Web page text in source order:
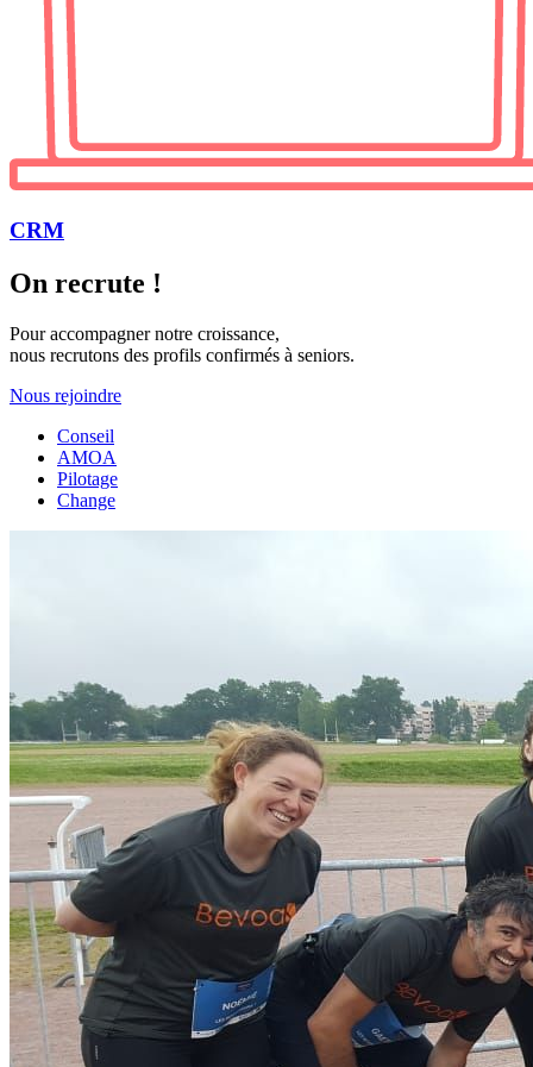
CRM
On recrute !
Pour accompagner notre croissance,
nous recrutons des profils confirmés à seniors.
Nous rejoindre
Conseil
AMOA
Pilotage
Change